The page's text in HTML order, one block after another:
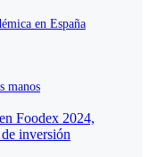
en España
manos